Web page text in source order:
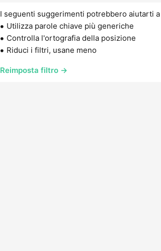
I seguenti suggerimenti potrebbero aiutarti
Utilizza parole chiave più generiche
Controlla l'ortografia della posizione
Riduci i filtri, usane meno
Reimposta filtro →